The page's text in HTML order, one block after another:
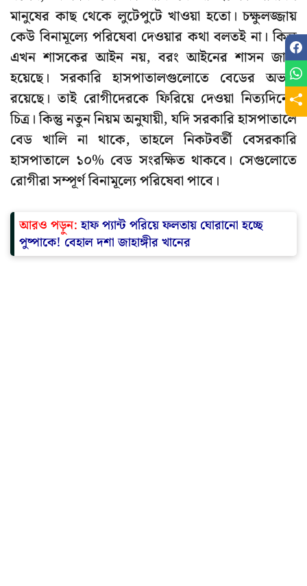
মানুষের কাছ থেকে লুটেপুটে খাওয়া হতো। চক্ষুলজ্জায়
কেউ বিনামূল্যে পরিষেবা দেওয়ার কথা বলতই না। কিন্তু
এখন শাসকের আইন নয়, বরং আইনের শাসন জারি
হয়েছে। সরকারি হাসপাতালগুলোতে বেডের অভাব
রয়েছে। তাই রোগীদেরকে ফিরিয়ে দেওয়া নিত্যদিনের
চিত্র। কিন্তু নতুন নিয়ম অনুযায়ী, যদি সরকারি হাসপাতালে
বেড খালি না থাকে, তাহলে নিকটবর্তী বেসরকারি
হাসপাতালে ১০% বেড সংরক্ষিত থাকবে। সেগুলোতে
রোগীরা সম্পূর্ণ বিনামূল্যে পরিষেবা পাবে।
আরও পড়ুন:হাফ প্যান্ট পরিয়ে ফলতায় ঘোরানো হচ্ছে
পুষ্পাকে! বেহাল দশা জাহাঙ্গীর খানের